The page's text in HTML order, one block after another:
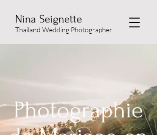
Nina Seignette
Thailand Wedding Photographer
Photographie